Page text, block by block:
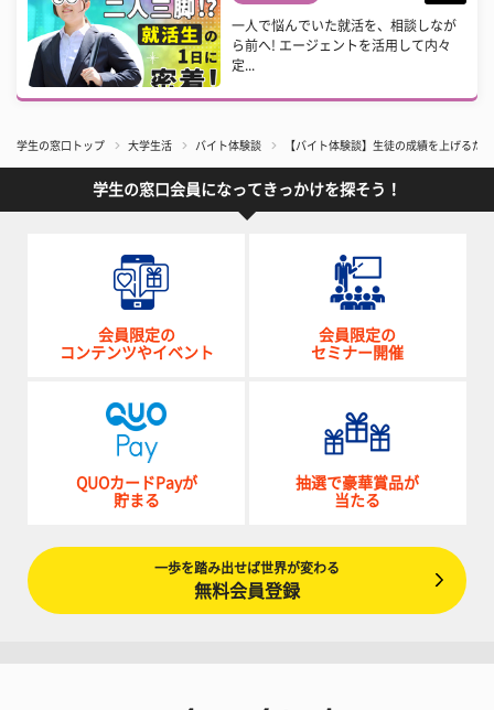
一人で悩んでいた就活を、相談しなが
ら前へ! エージェントを活用して内々
定...
学生の窓口トップ 大学生活 バイト体験談 【バイト体験談】生徒の成績を上げるだ
学生の窓口会員になってきっかけを探そう！
会員限定の
コンテンツやイベント
会員限定の
セミナー開催
QUOカードPayが
貯まる
抽選で豪華賞品が
当たる
一歩を踏み出せば世界が変わる
無料会員登録